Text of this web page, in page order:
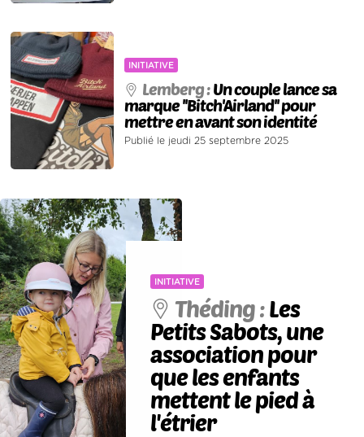
INITIATIVE
Lemberg :Un couple lance sa
marque ''Bitch'Airland'' pour
mettre en avant son identité
Publié le jeudi 25 septembre 2025
INITIATIVE
Théding :Les
Petits Sabots, une
association pour
que les enfants
mettent le pied à
l'étrier